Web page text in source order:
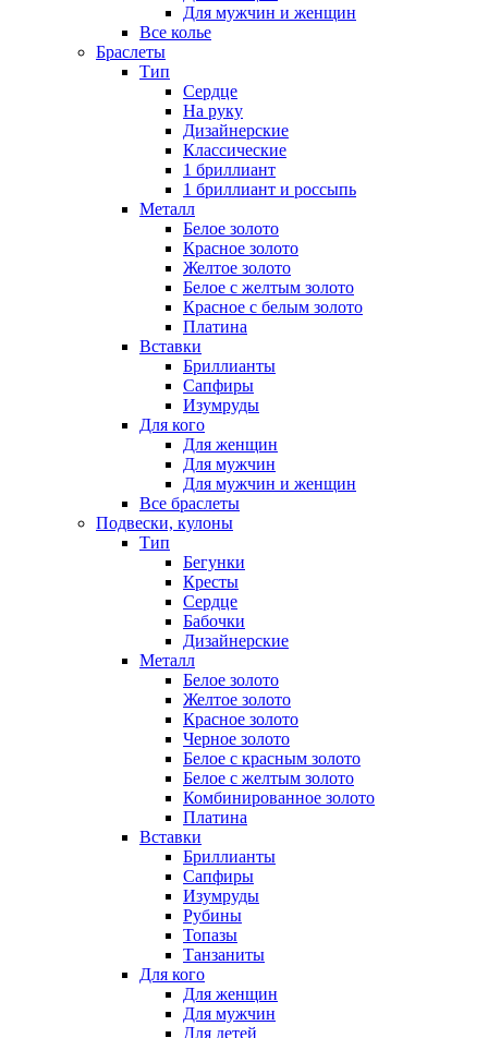
Для мужчин и женщин
Все колье
Браслеты
Тип
Сердце
На руку
Дизайнерские
Классические
1 бриллиант
1 бриллиант и россыпь
Металл
Белое золото
Красное золото
Желтое золото
Белое с желтым золото
Красное с белым золото
Платина
Вставки
Бриллианты
Сапфиры
Изумруды
Для кого
Для женщин
Для мужчин
Для мужчин и женщин
Все браслеты
Подвески, кулоны
Тип
Бегунки
Кресты
Сердце
Бабочки
Дизайнерские
Металл
Белое золото
Желтое золото
Красное золото
Черное золото
Белое с красным золото
Белое с желтым золото
Комбинированное золото
Платина
Вставки
Бриллианты
Сапфиры
Изумруды
Рубины
Топазы
Танзаниты
Для кого
Для женщин
Для мужчин
Для детей